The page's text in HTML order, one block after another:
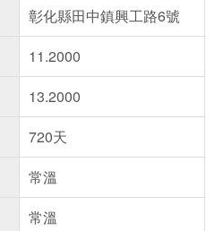
彰化縣田中鎮興工路6號
11.2000
13.2000
720天
常溫
常溫